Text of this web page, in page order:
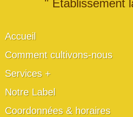
" Établissement
Accueil
Comment cultivons-nous
Services +
Notre Label
Coordonnées & horaires